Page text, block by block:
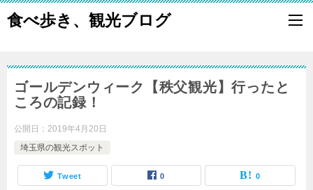
食べ歩き、観光ブログ
ゴールデンウィーク【秩父観光】行ったと
ころの記録！
公開日： 2019年4月20日
埼玉県の観光スポット
Tweet 0 0